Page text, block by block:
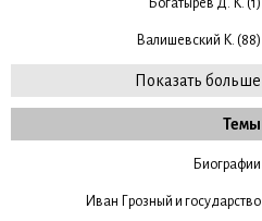
Богатырёв Д. К. (1)
Валишевский К. (88)
Показать больше
Темы
Биографии
Иван Грозный и государство